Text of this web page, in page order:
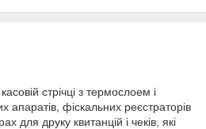
стрічці з термослоем і
апаратів, фіскальних реєстраторів
для друку квитанцій і чеків, які